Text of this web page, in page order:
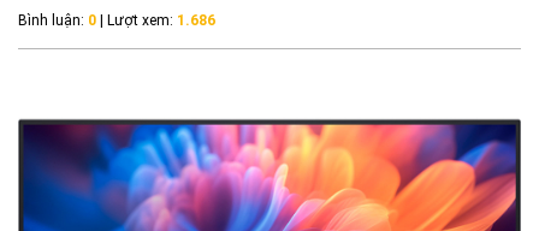
Bình luận: 0 | Lượt xem: 1.686